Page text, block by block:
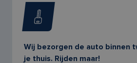
Wij bezorgen de auto binnen
je thuis. Rijden maar!